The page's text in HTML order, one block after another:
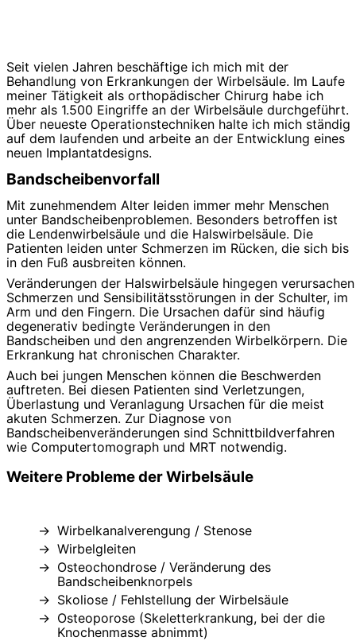
Seit vielen Jahren beschäftige ich mich mit der
Behandlung von Erkrankungen der Wirbelsäule. Im Laufe
meiner Tätigkeit als orthopädischer Chirurg habe ich
mehr als 1.500 Eingriffe an der Wirbelsäule durchgeführt.
Über neueste Operationstechniken halte ich mich ständig
auf dem laufenden und arbeite an der Entwicklung eines
neuen Implantatdesigns.
Bandscheibenvorfall
Mit zunehmendem Alter leiden immer mehr Menschen
unter Bandscheibenproblemen. Besonders betroffen ist
die Lendenwirbelsäule und die Halswirbelsäule. Die
Patienten leiden unter Schmerzen im Rücken, die sich bis
in den Fuß ausbreiten können.
Veränderungen der Halswirbelsäule hingegen verursachen
Schmerzen und Sensibilitätsstörungen in der Schulter, im
Arm und den Fingern. Die Ursachen dafür sind häufig
degenerativ bedingte Veränderungen in den
Bandscheiben und den angrenzenden Wirbelkörpern. Die
Erkrankung hat chronischen Charakter.
Auch bei jungen Menschen können die Beschwerden
auftreten. Bei diesen Patienten sind Verletzungen,
Überlastung und Veranlagung Ursachen für die meist
akuten Schmerzen. Zur Diagnose von
Bandscheibenveränderungen sind Schnittbildverfahren
wie Computertomograph und MRT notwendig.
Weitere Probleme der Wirbelsäule
Wirbelkanalverengung / Stenose
Wirbelgleiten
Osteochondrose / Veränderung des
Bandscheibenknorpels
Skoliose / Fehlstellung der Wirbelsäule
Osteoporose (Skeletterkrankung, bei der die
Knochenmasse abnimmt)